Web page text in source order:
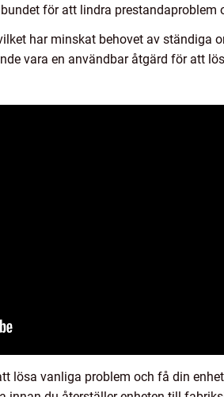
för att lindra prestandaproblem
har minskat behovet av ständiga
vara en användbar åtgärd för att
lösa vanliga problem och få din